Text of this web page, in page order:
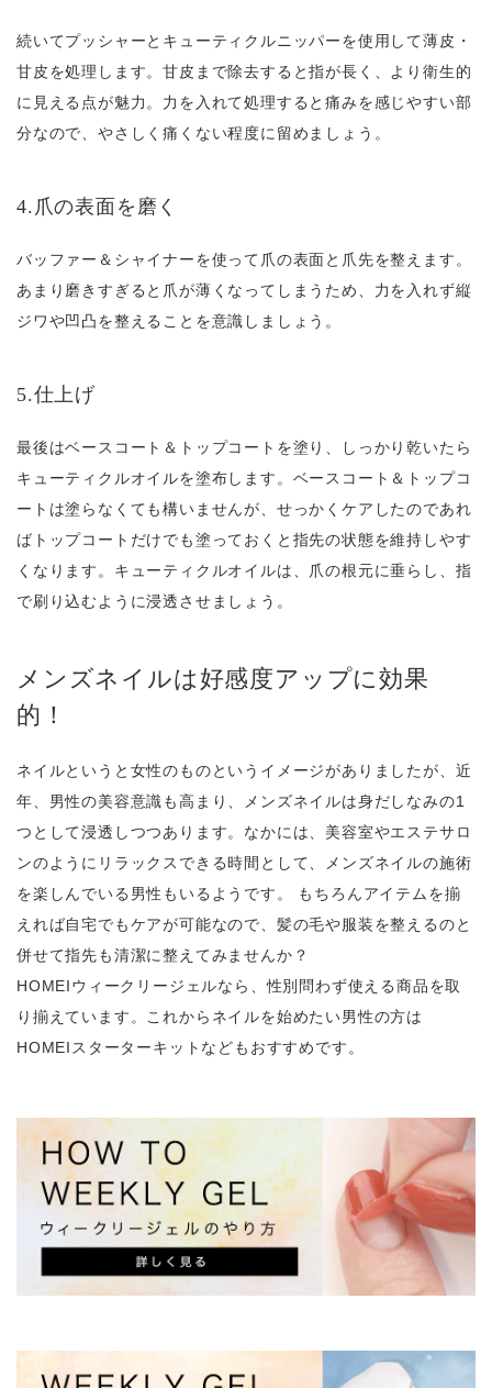
続いてプッシャーとキューティクルニッパーを使用して薄皮・
甘皮を処理します。甘皮まで除去すると指が長く、より衛生的
に見える点が魅力。力を入れて処理すると痛みを感じやすい部
分なので、やさしく痛くない程度に留めましょう。
4.爪の表面を磨く
バッファー＆シャイナーを使って爪の表面と爪先を整えます。
あまり磨きすぎると爪が薄くなってしまうため、力を入れず縦
ジワや凹凸を整えることを意識しましょう。
5.仕上げ
最後はベースコート＆トップコートを塗り、しっかり乾いたら
キューティクルオイルを塗布します。ベースコート＆トップコ
ートは塗らなくても構いませんが、せっかくケアしたのであれ
ばトップコートだけでも塗っておくと指先の状態を維持しやす
くなります。キューティクルオイルは、爪の根元に垂らし、指
で刷り込むように浸透させましょう。
メンズネイルは好感度アップに効果
的！
ネイルというと女性のものというイメージがありましたが、近
年、男性の美容意識も高まり、メンズネイルは身だしなみの1
つとして浸透しつつあります。なかには、美容室やエステサロ
ンのようにリラックスできる時間として、メンズネイルの施術
を楽しんでいる男性もいるようです。 もちろんアイテムを揃
えれば自宅でもケアが可能なので、髪の毛や服装を整えるのと
併せて指先も清潔に整えてみませんか？
HOMEIウィークリージェルなら、性別問わず使える商品を取
り揃えています。これからネイルを始めたい男性の方は
HOMEIスターターキットなどもおすすめです。